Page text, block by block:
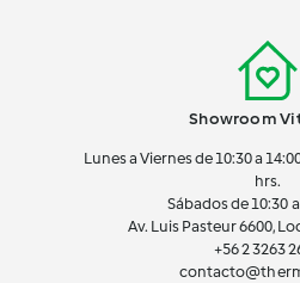
Showroom
Lunes a Viernes de 10:30 a
hrs.
Sábados de 10:30
Av. Luis Pasteur 6600,
+56 2 3263